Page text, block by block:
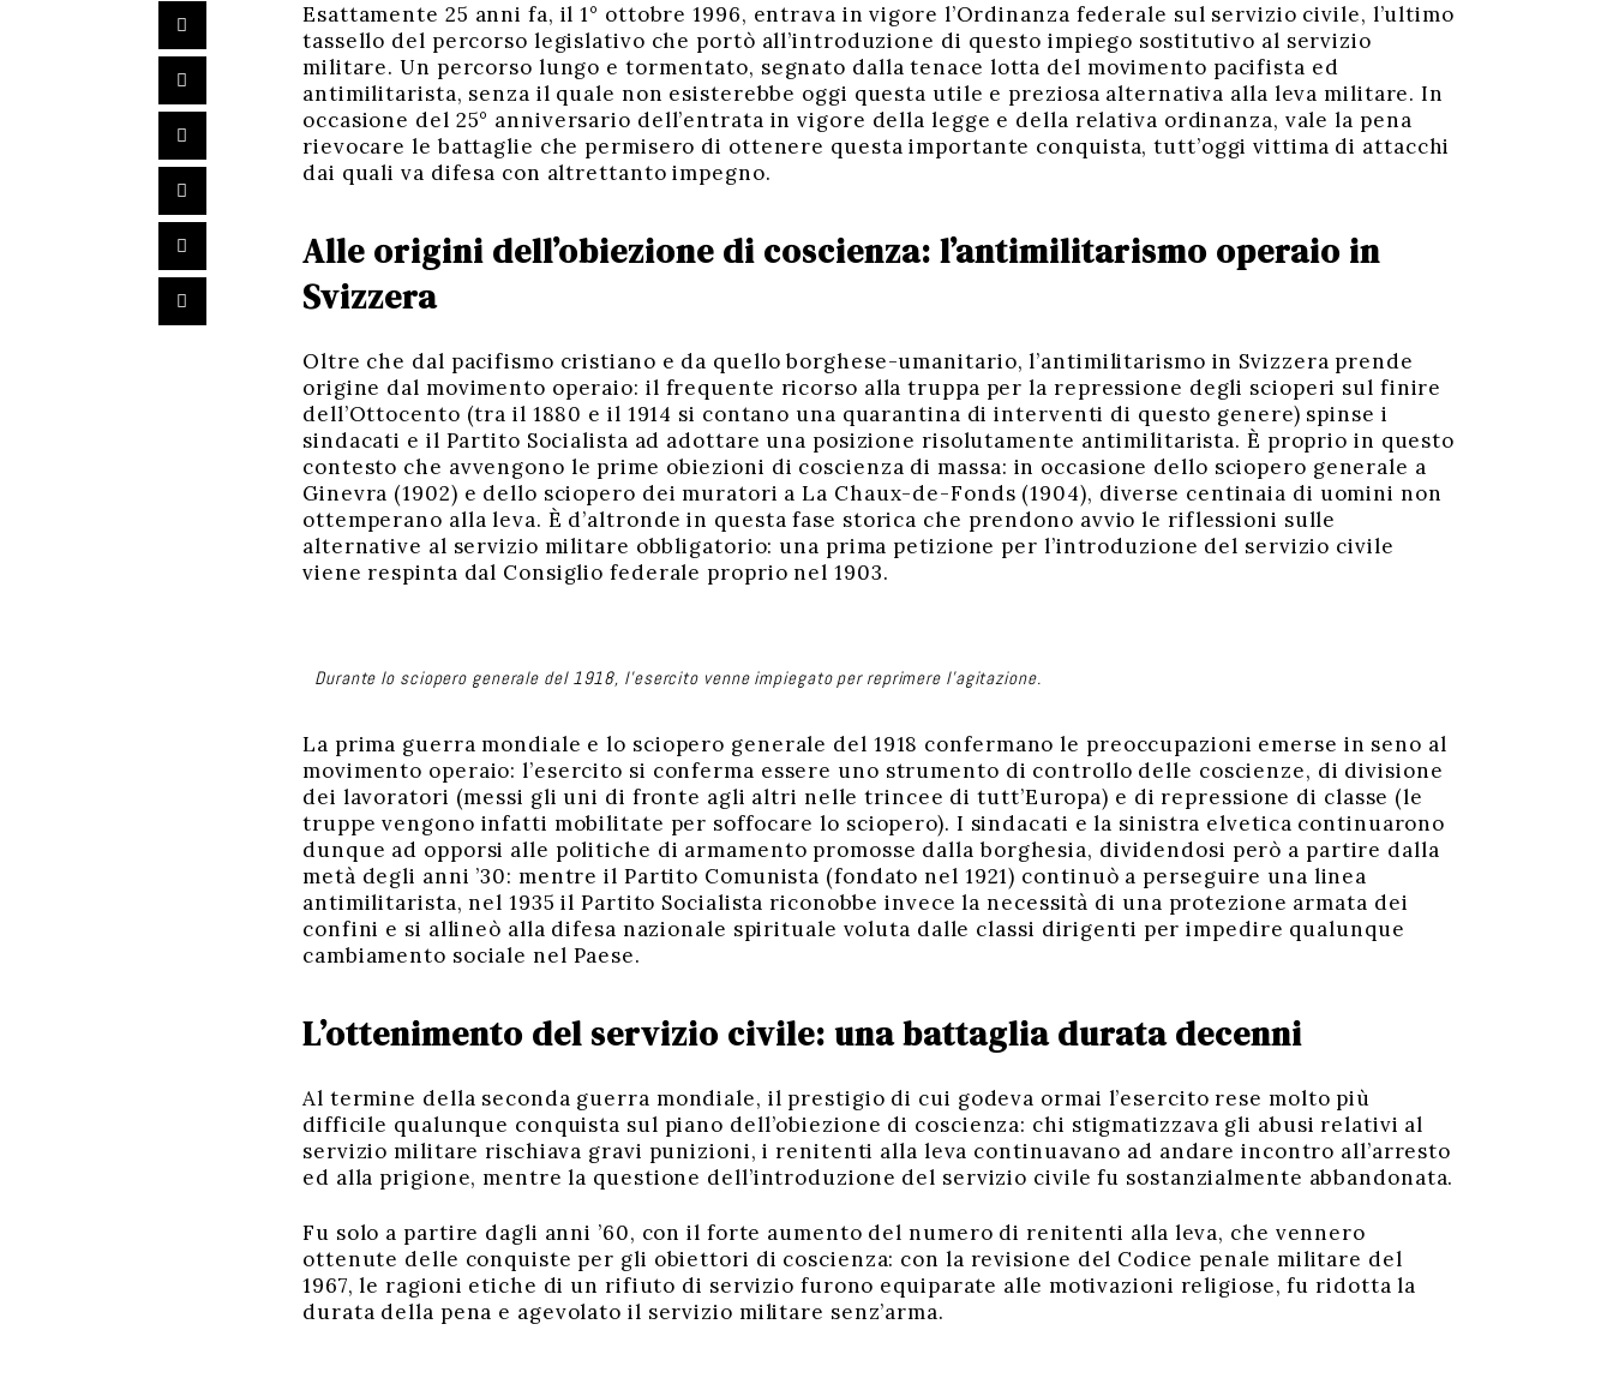
Esattamente 25 anni fa, il 1° ottobre 1996, entrava in vigore l’Ordinanza federale sul servizio civile, l’ultimo
tassello del percorso legislativo che portò all’introduzione di questo impiego sostitutivo al servizio
militare. Un percorso lungo e tormentato, segnato dalla tenace lotta del movimento pacifista ed
antimilitarista, senza il quale non esisterebbe oggi questa utile e preziosa alternativa alla leva militare. In
occasione del 25° anniversario dell’entrata in vigore della legge e della relativa ordinanza, vale la pena
rievocare le battaglie che permisero di ottenere questa importante conquista, tutt’oggi vittima di attacchi
dai quali va difesa con altrettanto impegno.
Alle origini dell’obiezione di coscienza: l’antimilitarismo operaio in
Svizzera
Oltre che dal pacifismo cristiano e da quello borghese-umanitario, l’antimilitarismo in Svizzera prende
origine dal movimento operaio: il frequente ricorso alla truppa per la repressione degli scioperi sul finire
dell’Ottocento (tra il 1880 e il 1914 si contano una quarantina di interventi di questo genere) spinse i
sindacati e il Partito Socialista ad adottare una posizione risolutamente antimilitarista. È proprio in questo
contesto che avvengono le prime obiezioni di coscienza di massa: in occasione dello sciopero generale a
Ginevra (1902) e dello sciopero dei muratori a La Chaux-de-Fonds (1904), diverse centinaia di uomini non
ottemperano alla leva. È d’altronde in questa fase storica che prendono avvio le riflessioni sulle
alternative al servizio militare obbligatorio: una prima petizione per l’introduzione del servizio civile
viene respinta dal Consiglio federale proprio nel 1903.
Durante lo sciopero generale del 1918, l’esercito venne impiegato per reprimere l’agitazione.
La prima guerra mondiale e lo sciopero generale del 1918 confermano le preoccupazioni emerse in seno al
movimento operaio: l’esercito si conferma essere uno strumento di controllo delle coscienze, di divisione
dei lavoratori (messi gli uni di fronte agli altri nelle trincee di tutt’Europa) e di repressione di classe (le
truppe vengono infatti mobilitate per soffocare lo sciopero). I sindacati e la sinistra elvetica continuarono
dunque ad opporsi alle politiche di armamento promosse dalla borghesia, dividendosi però a partire dalla
metà degli anni ’30: mentre il Partito Comunista (fondato nel 1921) continuò a perseguire una linea
antimilitarista, nel 1935 il Partito Socialista riconobbe invece la necessità di una protezione armata dei
confini e si allineò alla difesa nazionale spirituale voluta dalle classi dirigenti per impedire qualunque
cambiamento sociale nel Paese.
L’ottenimento del servizio civile: una battaglia durata decenni
Al termine della seconda guerra mondiale, il prestigio di cui godeva ormai l’esercito rese molto più
difficile qualunque conquista sul piano dell’obiezione di coscienza: chi stigmatizzava gli abusi relativi al
servizio militare rischiava gravi punizioni, i renitenti alla leva continuavano ad andare incontro all’arresto
ed alla prigione, mentre la questione dell’introduzione del servizio civile fu sostanzialmente abbandonata.
Fu solo a partire dagli anni ’60, con il forte aumento del numero di renitenti alla leva, che vennero
ottenute delle conquiste per gli obiettori di coscienza: con la revisione del Codice penale militare del
1967, le ragioni etiche di un rifiuto di servizio furono equiparate alle motivazioni religiose, fu ridotta la
durata della pena e agevolato il servizio militare senz’arma.